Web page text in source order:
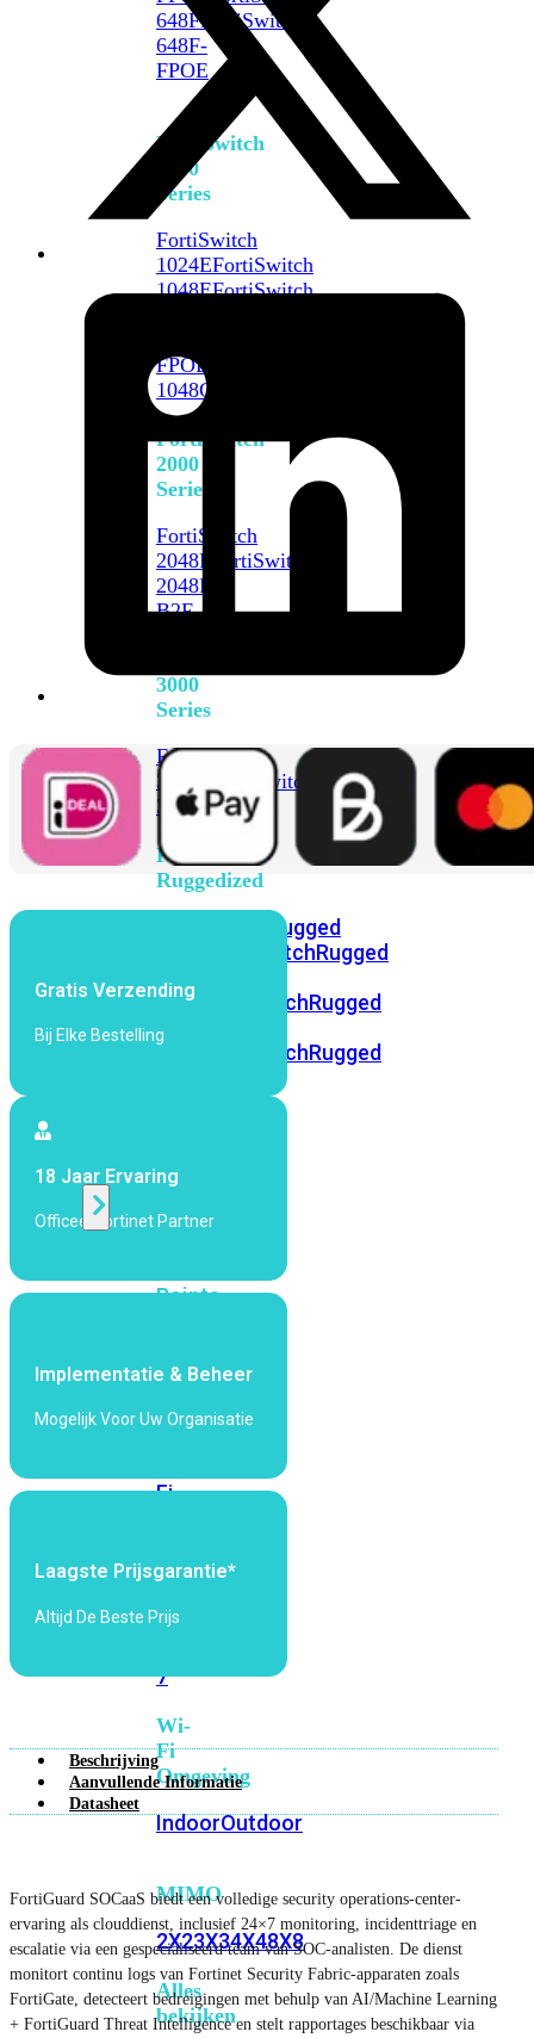
648FFortiSwitch
648F-
FPOE
FortiSwitch
1000
Series
FortiSwitch
1024EFortiSwitch
1048EFortiSwitch
FPOE
1048G
FortiSwitch
2000
Series
FortiSwitch
2048F
FortiSwitch
2048F-
B2F
3000
Series
FortiSwitch
3032E
FortiSwitch
3032G
FortiSwitch
Ruggedized
FortiSwitchRugged
FortiSwitchRugged
112F-
POE FortiSwitchRugged
216F-
POE
FortiSwitchRugged
WiFi
Points
Wi-
Generatie
Fi
6Wi-
6E
7
Wi-
Fi
Omgeving
IndoorOutdoor
MIMO
2X23X34X48X8
Alles
bekijken
Gratis Verzending
Bij Elke Bestelling
18 Jaar Ervaring
Officeel Fortinet Partner
Implementatie & Beheer
Mogelijk Voor Uw Organisatie
Laagste Prijsgarantie*
Altijd De Beste Prijs
Beschrijving
Aanvullende Informatie
Datasheet
FortiGuard SOCaaS biedt een volledige security operations-center-
ervaring als clouddienst, inclusief 24×7 monitoring, incidenttriage en
escalatie via een gespecialiseerd team van SOC-analisten. De dienst
monitort continu logs van Fortinet Security Fabric-apparaten zoals
FortiGate, detecteert bedreigingen met behulp van AI/Machine Learning
+ FortiGuard Threat Intelligence en stelt rapportages beschikbaar via